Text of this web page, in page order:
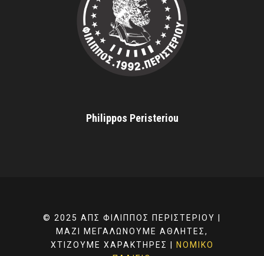
Philippos Peristeriou
© 2025 ΑΠΣ ΦΊΛΙΠΠΟΣ ΠΕΡΙΣΤΕΡΊΟΥ |
ΜΑΖΊ ΜΕΓΑΛΏΝΟΥΜΕ ΑΘΛΗΤΈΣ,
ΧΤΊΖΟΥΜΕ ΧΑΡΑΚΤΉΡΕΣ |
ΝΟΜΙΚΌ